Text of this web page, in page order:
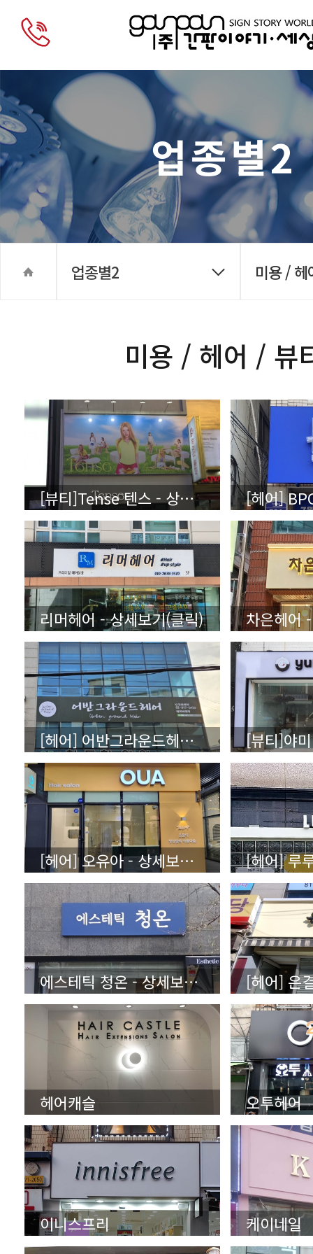
업종별2
업종별2 미용 /
미용 / 헤어 / 뷰
[뷰티]Tense 텐스 - 상세보기 (클릭) [헤어]
리머헤어 - 상세보기(클릭) 차은헤어
[헤어] 어반그라운드헤어 - 상세보기(클릭)
[헤어] 오유아 - 상세보기(클릭)
에스테틱 청온 - 상세보기 (클릭)
헤어캐슬 오투헤어
이니스프리 케이네일